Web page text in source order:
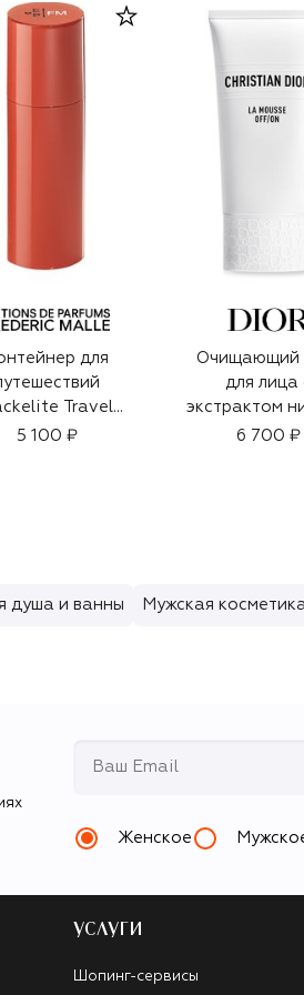
для
Travel
Spray
5 100 ₽
Очищающий
для лица
экстрактом
La Mousse
6 700 ₽
душа и ванны Мужская
Женское
УСЛУГИ
Шопинг-сервисы